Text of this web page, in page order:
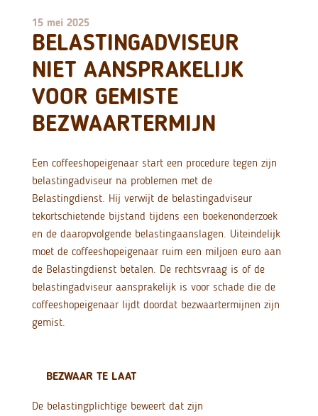
15 mei 2025
BELASTINGADVISEUR
NIET AANSPRAKELIJK
VOOR GEMISTE
BEZWAARTERMIJN
Een coffeeshopeigenaar start een procedure tegen zijn
belastingadviseur na problemen met de
Belastingdienst. Hij verwijt de belastingadviseur
tekortschietende bijstand tijdens een boekenonderzoek
en de daaropvolgende belastingaanslagen. Uiteindelijk
moet de coffeeshopeigenaar ruim een miljoen euro aan
de Belastingdienst betalen. De rechtsvraag is of de
belastingadviseur aansprakelijk is voor schade die de
coffeeshopeigenaar lijdt doordat bezwaartermijnen zijn
gemist.
BEZWAAR TE LAAT
De belastingplichtige beweert dat zijn